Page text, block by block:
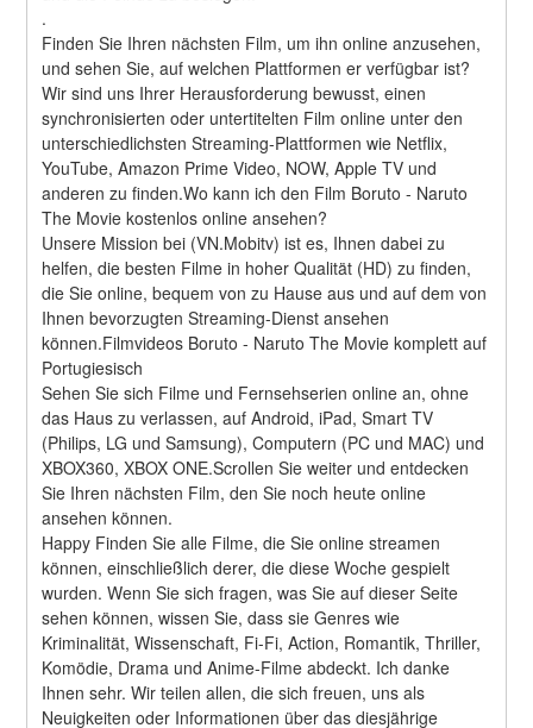
.
Finden Sie Ihren nächsten Film, um ihn online anzusehen,
und sehen Sie, auf welchen Plattformen er verfügbar ist?
Wir sind uns Ihrer Herausforderung bewusst, einen
synchronisierten oder untertitelten Film online unter den
unterschiedlichsten Streaming-Plattformen wie Netflix,
YouTube, Amazon Prime Video, NOW, Apple TV und
anderen zu finden.Wo kann ich den Film Boruto - Naruto
The Movie kostenlos online ansehen?
Unsere Mission bei (VN.Mobitv) ist es, Ihnen dabei zu
helfen, die besten Filme in hoher Qualität (HD) zu finden,
die Sie online, bequem von zu Hause aus und auf dem von
Ihnen bevorzugten Streaming-Dienst ansehen
können.Filmvideos Boruto - Naruto The Movie komplett auf
Portugiesisch
Sehen Sie sich Filme und Fernsehserien online an, ohne
das Haus zu verlassen, auf Android, iPad, Smart TV
(Philips, LG und Samsung), Computern (PC und MAC) und
XBOX360, XBOX ONE.Scrollen Sie weiter und entdecken
Sie Ihren nächsten Film, den Sie noch heute online
ansehen können.
Happy Finden Sie alle Filme, die Sie online streamen
können, einschließlich derer, die diese Woche gespielt
wurden. Wenn Sie sich fragen, was Sie auf dieser Seite
sehen können, wissen Sie, dass sie Genres wie
Kriminalität, Wissenschaft, Fi-Fi, Action, Romantik, Thriller,
Komödie, Drama und Anime-Filme abdeckt. Ich danke
Ihnen sehr. Wir teilen allen, die sich freuen, uns als
Neuigkeiten oder Informationen über das diesjährige